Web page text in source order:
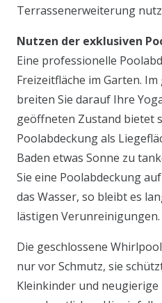
Terrassenerweiterung
Nutzen der exklusiven
Eine professionelle
Freizeitfläche im Garten.
breiten Sie darauf Ihre
geöffneten Zustand bietet
Poolabdeckung als
Baden etwas Sonne zu
Sie eine Poolabdeckung
das Wasser, so bleibt es
lästigen Verunreinigungen.
Die geschlossene
nur vor Schmutz, sie
Kleinkinder und